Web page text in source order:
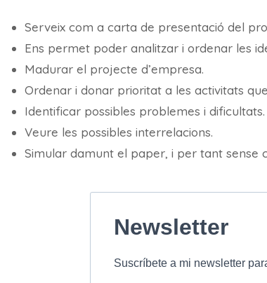
Serveix com a carta de presentació del
Ens permet poder analitzar i ordenar les
Madurar el projecte d’empresa.
Ordenar i donar prioritat a les activitats
Identificar possibles problemes i dificultats.
Veure les possibles interrelacions.
Simular damunt el paper, i per tant sense